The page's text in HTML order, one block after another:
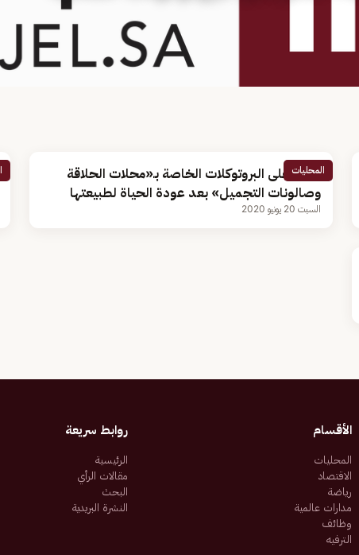
المحليات
تَعَرَّفْ على البروتوكلات الخاصة بـ«محلات الحلاقة
وصالونات التجميل» بعد عودة الحياة لطبيعتها
السبت 20 يونيو 2020
الأقسام
المحليات
الاقتصاد
رياضة
مدارات عالمية
وظائف
الترفيه
روابط سريعة
الرئيسية
مقالات الرأي
البحث
النشرة البريدية